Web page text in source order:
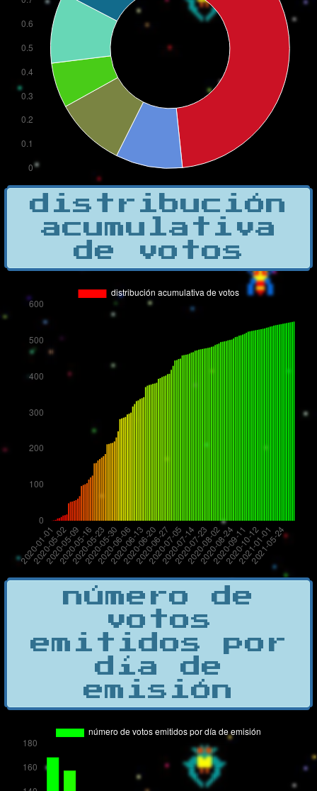
distribución
acumulativa
de votos
número de
votos
emitidos por
día de
emisión